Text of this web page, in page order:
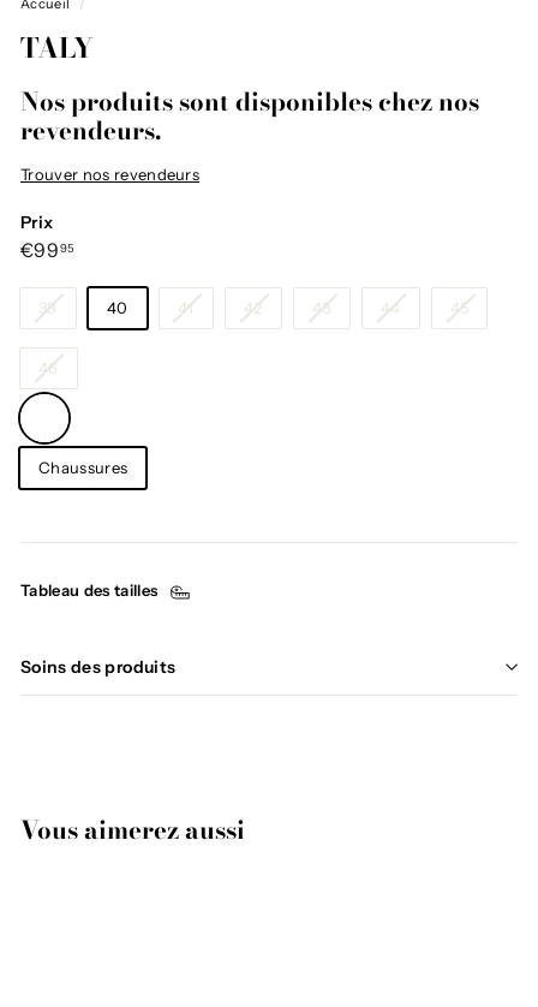
Accueil /
TALY
Nos produits sont disponibles chez nos
revendeurs.
Trouver nos revendeurs
Prix
Prix
€9995
Taille
39 40 41 42 43 44 45
46
Couleur
—
Brun
Catégorie
Chaussures
Tableau des tailles
Soins des produits
Vous aimerez aussi